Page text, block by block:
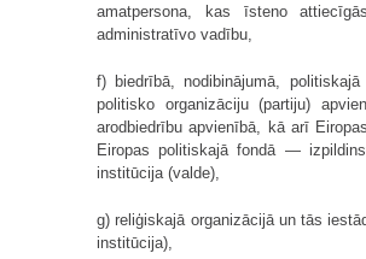
amatpersona, kas īsteno
administratīvo vadību,
f) biedrībā, nodibinājumā, politiskajā
politisko organizāciju (partiju)
arodbiedrību apvienībā, kā arī
Eiropas politiskajā fondā —
institūcija (valde),
g) reliģiskajā organizācijā un tās
institūcija),